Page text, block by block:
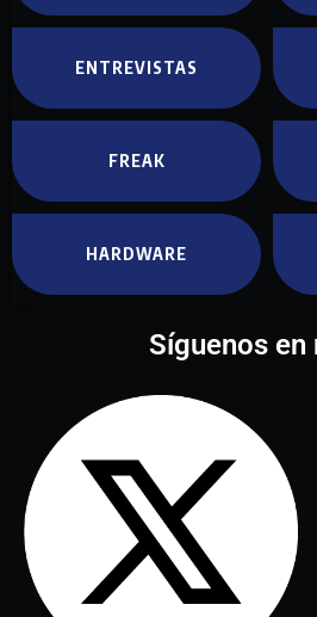
ENTREVISTAS
FREAK
HARDWARE
Síguenos en